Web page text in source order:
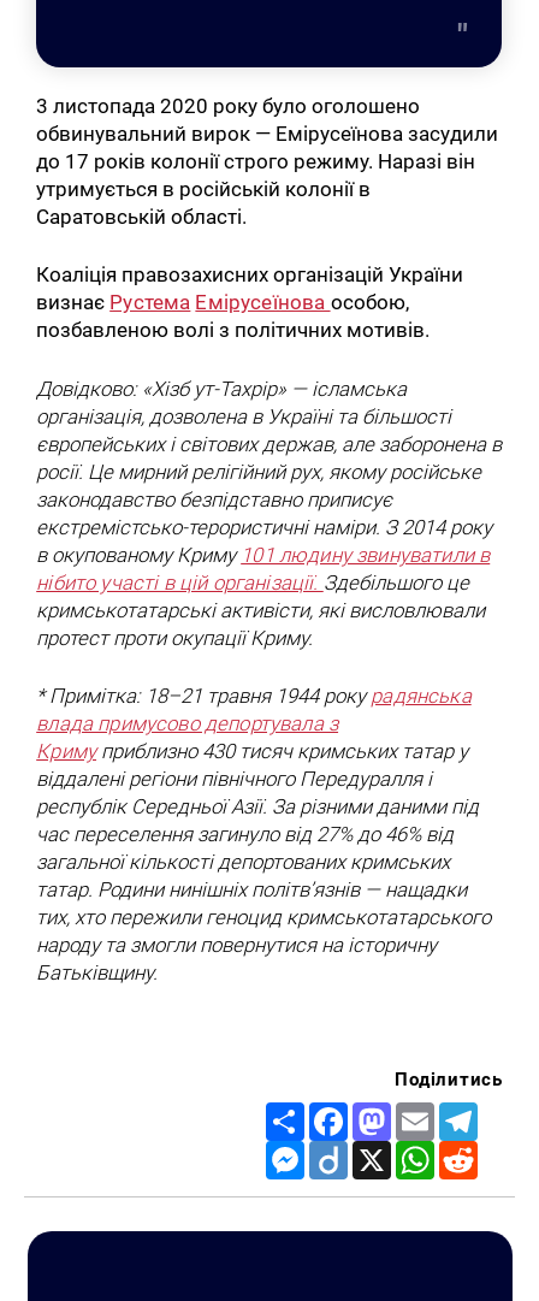
3 листопада 2020 року було оголошено
обвинувальний вирок — Емірусеїнова засудили
до 17 років колонії строго режиму. Наразі він
утримується в російській колонії в
Саратовській області.
Коаліція правозахисних організацій України
визнає Рустема Емірусеїнова особою,
позбавленою волі з політичних мотивів.
Довідково: «Хізб ут-Тахрір» — ісламська
організація, дозволена в Україні та більшості
європейських і світових держав, але заборонена в
росії. Це мирний релігійний рух, якому російське
законодавство безпідставно приписує
екстремістсько-терористичні наміри. З 2014 року
в окупованому Криму 101 людину звинуватили в
нібито участі в цій організації. Здебільшого це
кримськотатарські активісти, які висловлювали
протест проти окупації Криму.
* Примітка: 18–21 травня 1944 рокурадянська
влада примусово депортувала з
Кримуприблизно 430 тисяч кримських татар у
віддалені регіони північного Передуралля і
республік Середньої Азії. За різними даними під
час переселення загинуло від 27% до 46% від
загальної кількості депортованих кримських
татар. Родини нинішніх політв’язнів — нащадки
тих, хто пережили геноцид кримськотатарського
народу та змогли повернутися на історичну
Батьківщину.
Поділитись
Share FacebookMastodon
Email
Messenger
Diigo X WhatsApp